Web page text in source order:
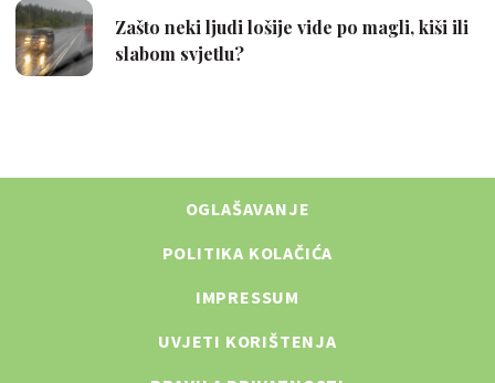
OGLAŠAVANJE
POLITIKA KOLAČIĆA
IMPRESSUM
UVJETI KORIŠTENJA